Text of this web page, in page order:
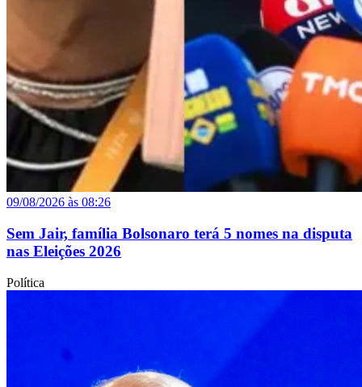
09/08/2026 às 08:26
Sem Jair, família Bolsonaro terá 5 nomes na disputa
nas Eleições 2026
Política